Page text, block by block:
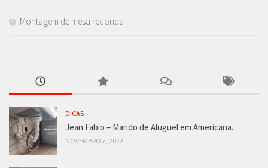
Montagem de mesa redonda
DICAS
Jean Fabio – Marido de Aluguel em Americana.
NOVEMBRO 7, 2022